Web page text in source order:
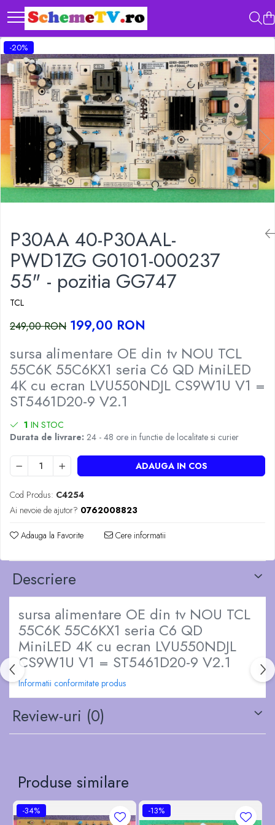
P30AA 40-P30AAL-
PWD1ZG G0101-000237
55" - pozitia GG747
TCL
-20%
249,00 RON 199,00 RON
sursa alimentare OE din tv NOU TCL
55C6K 55C6KX1 seria C6 QD MiniLED
4K cu ecran LVU550NDJL CS9W1U V1 =
ST5461D20-9 V2.1
1 IN STOC
Durata de livrare: 24 - 48 ore in functie de localitate si curier
ADAUGA IN COS
Cod Produs: C4254
Ai nevoie de ajutor? 0762008823
Adauga la Favorite Cere informatii
Descriere
sursa alimentare OE din tv NOU TCL
55C6K 55C6KX1 seria C6 QD
MiniLED 4K cu ecran LVU550NDJL
CS9W1U V1 = ST5461D20-9 V2.1
Informatii conformitate produs
Review-uri (0)
Produse similare
-34% -13%